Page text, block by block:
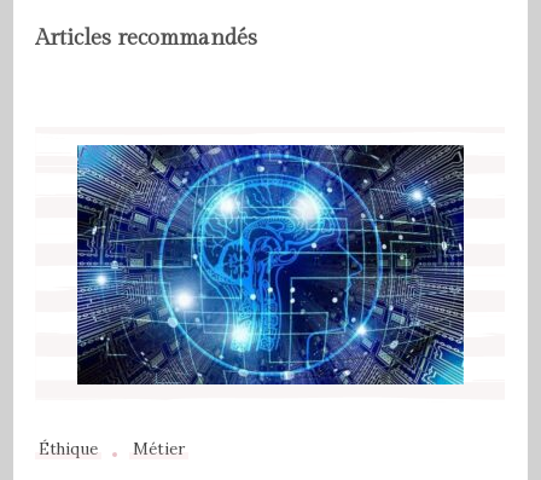
Articles recommandés
Éthique Métier